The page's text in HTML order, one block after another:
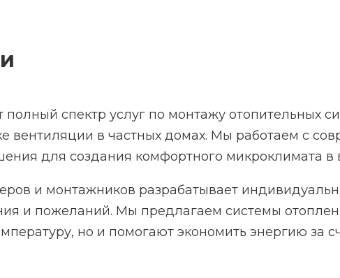
спектр услуг по монтажу отопительных
вентиляции в частных домах. Мы работаем с
для создания комфортного микроклимата
и монтажников разрабатывает
и пожеланий. Мы предлагаем системы
но и помогают экономить энергию за